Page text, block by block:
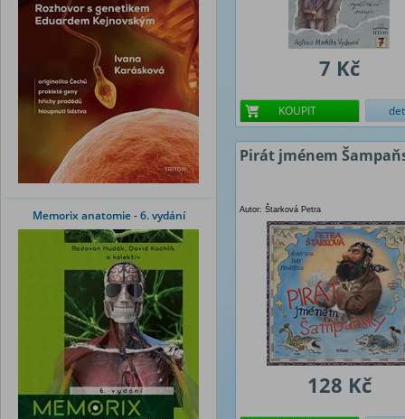
Memorix anatomie - 6. vydání
7 Kč
KOUPIT
Pirát jménem
Autor: Štarková Petra
128 Kč